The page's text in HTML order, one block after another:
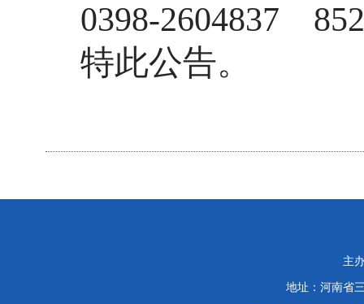
0398-2604837
特此公告。
主
地址：河南省